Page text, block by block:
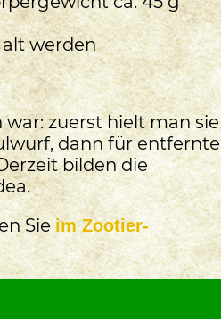
werden
zuerst hielt man sie
dann für entfernte
bilden die
Sieim Zootier-